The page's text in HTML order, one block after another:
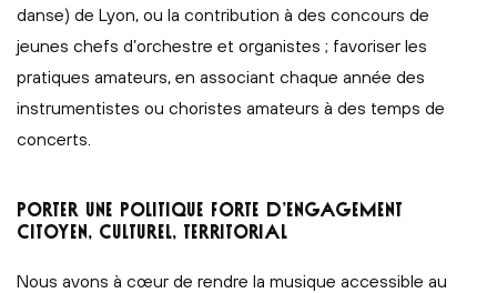
danse) de Lyon, ou la contribution à des concours de
jeunes chefs d’orchestre et organistes ; favoriser les
pratiques amateurs, en associant chaque année des
instrumentistes ou choristes amateurs à des temps de
concerts.
PORTER UNE POLITIQUE FORTE D’ENGAGEMENT
CITOYEN, CULTUREL, TERRITORIAL
Nous avons à cœur de rendre la musique accessible au